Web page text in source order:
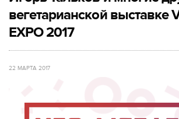
вегетарианской выставке
EXPO 2017
22 МАРТА 2017